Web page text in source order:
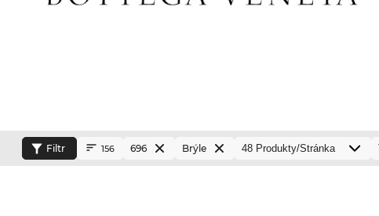
Filtr 156 696 Brýle